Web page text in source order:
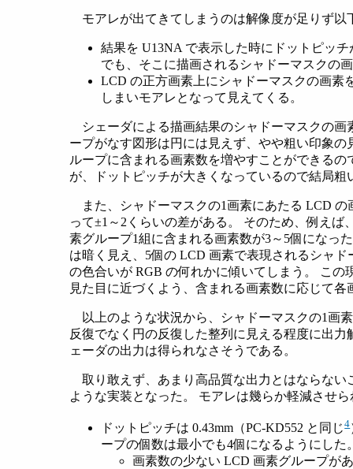
モアレが出てきてしまうのは解像度が足りず
結果を U13NA で表示した時にドットピッ
でも、そこに描画されるシャドーマスクの
LCD の正方画素上にシャドーマスクの画素
しまいモアレとなって見えてくる。
シェーダによる描画結果のシャドーマスクの
ープがなす図形は円には見えず、やや粗い印象
ループに含まれる画素数を増やすことができる
が、ドットピッチが大きくなっているので結局粗
また、シャドーマスクの1画素にあたる LCD
って±1～2くらいの差がある。 そのため、例え
素グループ1組に含まれる画素数が3～5個になっ
は暗く見え、5個の LCD 画素で表現されるシャ
の色合いが RGB の何れかに傾いてしまう。 こ
見た目に近づくよう、含まれる画素数に応じて
以上のような状況から、シャドーマスクの1画
反復でなく円の反復した整列に見える程度に出
ェーダの出力は得られなさそうである。
取り敢えず、あまり高品質な出力とはならな
ような実装となった。 モアレは幾らか軽減させ
ドットピッチは 0.43mm（PC-KD552 と同じ4
ープの個数は最小でも4個になるようにした
画素数の少ない LCD 画素グループが